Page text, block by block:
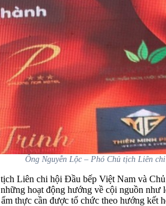
Ông Nguyễn Lộc – Phó Chủ tịch Liên
Liên chi hội Đầu bếp Việt Nam và
hoạt động hướng về cội nguồn
thực cần được tổ chức theo hướng